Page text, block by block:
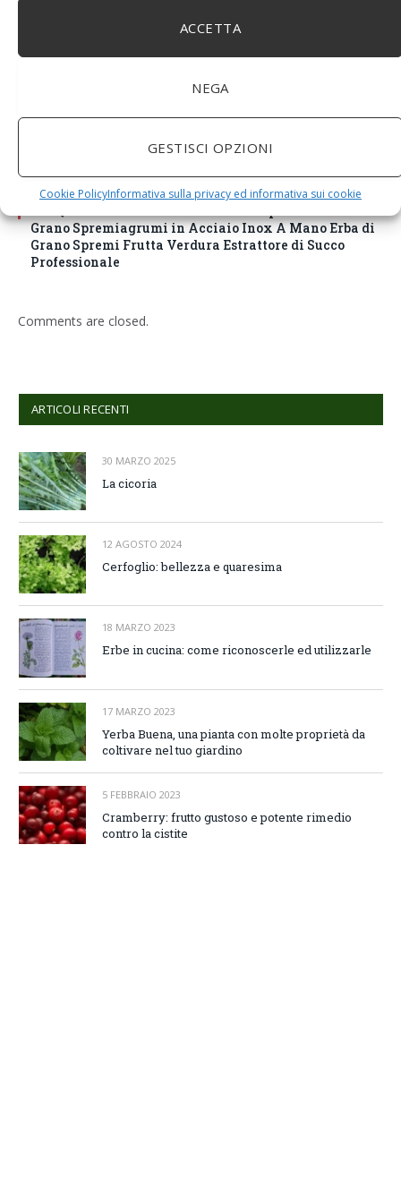
ACCETTA
NEGA
GESTISCI OPZIONI
Cookie PolicyInformativa sulla privacy ed informativa sui cookie
Grano Spremiagrumi in Acciaio Inox A Mano Erba di
Grano Spremi Frutta Verdura Estrattore di Succo
Professionale
Comments are closed.
ARTICOLI RECENTI
30 MARZO 2025
La cicoria
12 AGOSTO 2024
Cerfoglio: bellezza e quaresima
18 MARZO 2023
Erbe in cucina: come riconoscerle ed utilizzarle
17 MARZO 2023
Yerba Buena, una pianta con molte proprietà da
coltivare nel tuo giardino
5 FEBBRAIO 2023
Cramberry: frutto gustoso e potente rimedio
contro la cistite